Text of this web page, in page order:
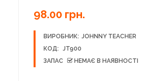
98.00 грн.
ВИРОБНИК: JOHNNY TEACHER
КОД:
JT900
ЗАПАС
НЕМАЄ В НАЯВНОСТІ